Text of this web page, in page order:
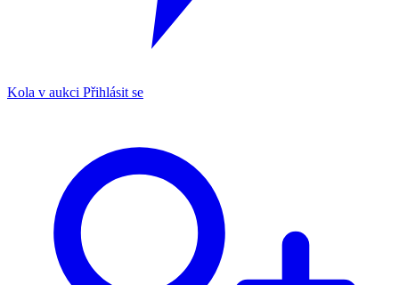
Kola v aukci Přihlásit se